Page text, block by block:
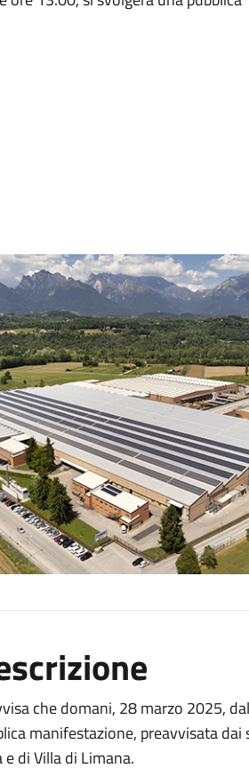
che domani, 28 marzo 2025,
manifestazione, preavvisata
e di Villa di Limana.